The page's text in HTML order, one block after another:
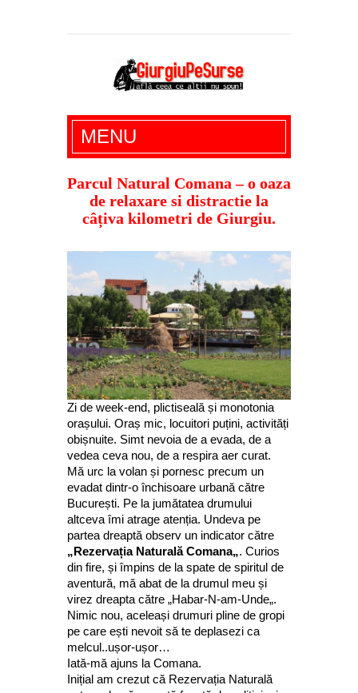
Giurgiu Pe Surse – actualitate giurgiu,
administratie giurgiu, stiri politice, social
economic, editoriale giurgiu, dezvaluiri,
soc, cancan, stiri locale
MENU
Parcul Natural Comana – o oaza
de relaxare si distractie la
câțiva kilometri de Giurgiu.
Zi de week-end, plictiseală și monotonia
orașului. Oraș mic, locuitori puțini, activități
obișnuite. Simt nevoia de a evada, de a
vedea ceva nou, de a respira aer curat.
Mă urc la volan și pornesc precum un
evadat dintr-o închisoare urbană către
București. Pe la jumătatea drumului
altceva îmi atrage atenția. Undeva pe
partea dreaptă observ un indicator către
„Rezervația Naturală Comana„. Curios
din fire, și împins de la spate de spiritul de
aventură, mă abat de la drumul meu și
virez dreapta către „Habar-N-am-Unde„.
Nimic nou, aceleași drumuri pline de gropi
pe care ești nevoit să te deplasezi ca
melcul..ușor-ușor…
Iată-mă ajuns la Comana.
Inițial am crezut că Rezervația Naturală